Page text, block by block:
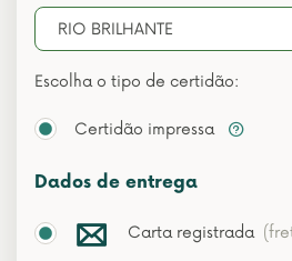
RIO BRILHANTE
Escolha o tipo de certidão:
Certidão impressa
Dados de entrega
Carta registrada